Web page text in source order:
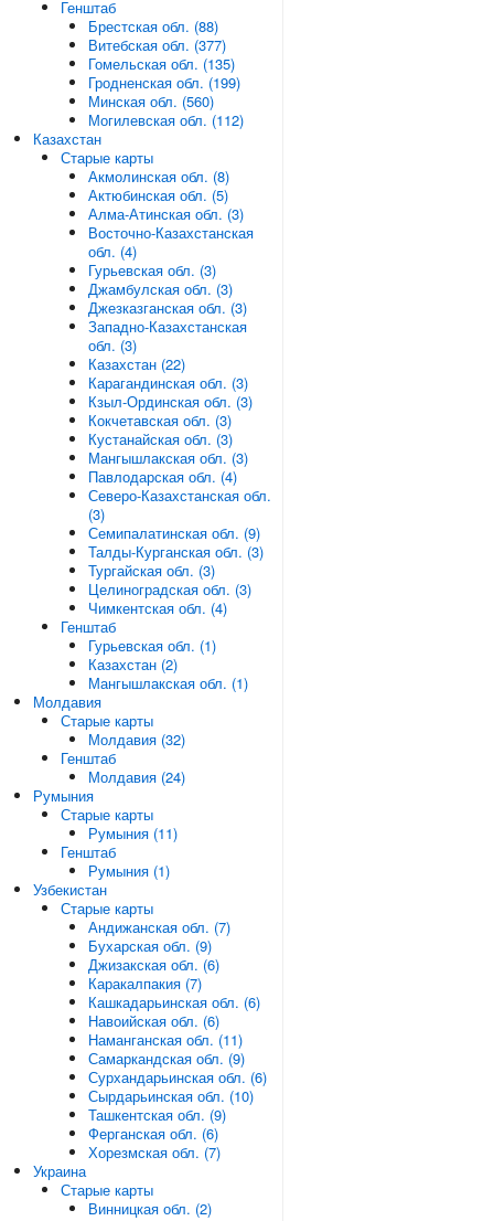
Генштаб
Брестская обл. (88)
Витебская обл. (377)
Гомельская обл. (135)
Гродненская обл. (199)
Минская обл. (560)
Могилевская обл. (112)
Казахстан
Старые карты
Акмолинская обл. (8)
Актюбинская обл. (5)
Алма-Атинская обл. (3)
Восточно-Казахстанская
обл. (4)
Гурьевская обл. (3)
Джамбулская обл. (3)
Джезказганская обл. (3)
Западно-Казахстанская
обл. (3)
Казахстан (22)
Карагандинская обл. (3)
Кзыл-Ординская обл. (3)
Кокчетавская обл. (3)
Кустанайская обл. (3)
Мангышлакская обл. (3)
Павлодарская обл. (4)
Северо-Казахстанская обл.
(3)
Семипалатинская обл. (9)
Талды-Курганская обл. (3)
Тургайская обл. (3)
Целиноградская обл. (3)
Чимкентская обл. (4)
Генштаб
Гурьевская обл. (1)
Казахстан (2)
Мангышлакская обл. (1)
Молдавия
Старые карты
Молдавия (32)
Генштаб
Молдавия (24)
Румыния
Старые карты
Румыния (11)
Генштаб
Румыния (1)
Узбекистан
Старые карты
Андижанская обл. (7)
Бухарская обл. (9)
Джизакская обл. (6)
Каракалпакия (7)
Кашкадарьинская обл. (6)
Навоийская обл. (6)
Наманганская обл. (11)
Самаркандская обл. (9)
Сурхандарьинская обл. (6)
Сырдарьинская обл. (10)
Ташкентская обл. (9)
Ферганская обл. (6)
Хорезмская обл. (7)
Украина
Старые карты
Винницкая обл. (2)